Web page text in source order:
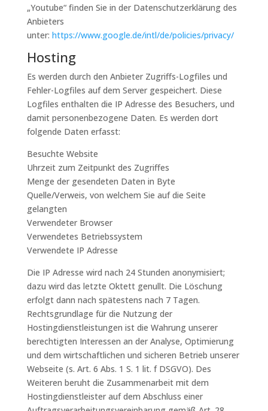
„Youtube“ finden Sie in der Datenschutzerklärung des
Anbieters
unter: https://www.google.de/intl/de/policies/privacy/
Hosting
Es werden durch den Anbieter Zugriffs-Logfiles und
Fehler-Logfiles auf dem Server gespeichert. Diese
Logfiles enthalten die IP Adresse des Besuchers, und
damit personenbezogene Daten. Es werden dort
folgende Daten erfasst:
Besuchte Website
Uhrzeit zum Zeitpunkt des Zugriffes
Menge der gesendeten Daten in Byte
Quelle/Verweis, von welchem Sie auf die Seite
gelangten
Verwendeter Browser
Verwendetes Betriebssystem
Verwendete IP Adresse
Die IP Adresse wird nach 24 Stunden anonymisiert;
dazu wird das letzte Oktett genullt. Die Löschung
erfolgt dann nach spätestens nach 7 Tagen.
Rechtsgrundlage für die Nutzung der
Hostingdienstleistungen ist die Wahrung unserer
berechtigten Interessen an der Analyse, Optimierung
und dem wirtschaftlichen und sicheren Betrieb unserer
Webseite (s. Art. 6 Abs. 1 S. 1 lit. f DSGVO). Des
Weiteren beruht die Zusammenarbeit mit dem
Hostingdienstleister auf dem Abschluss einer